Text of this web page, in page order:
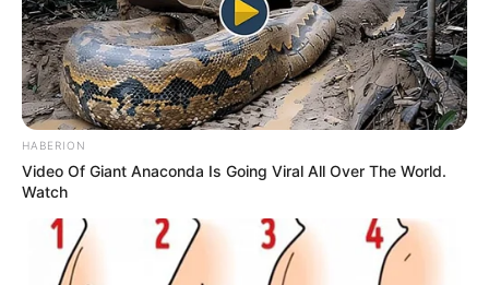
HABERION
Video Of Giant Anaconda Is Going Viral All Over The World.
Watch